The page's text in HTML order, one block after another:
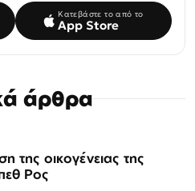
Κατεβάστε το από το
App Store
άρθρα
οικογένειας της
Ρος